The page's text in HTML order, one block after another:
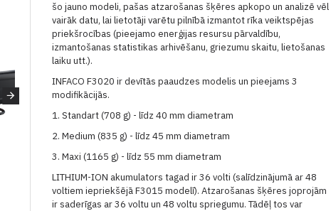
šo jauno modeli, pašas atzarošanas šķēres apkopo un analizē vēl
vairāk datu, lai lietotāji varētu pilnībā izmantot rīka veiktspējas
priekšrocības (pieejamo enerģijas resursu pārvaldību,
izmantošanas statistikas arhivēšanu, griezumu skaitu, lietošanas
laiku utt.).
INFACO F3020 ir devītās paaudzes modelis un pieejams 3
modifikācijās.
1. Standart (708 g) - līdz 40 mm diametram
2. Medium (835 g) - līdz 45 mm diametram
3. Maxi (1165 g) - līdz 55 mm diametram
LITHIUM-ION akumulators tagad ir 36 volti (salīdzinājumā ar 48
voltiem iepriekšējā F3015 modelī). Atzarošanas šķēres joprojām
ir saderīgas ar 36 voltu un 48 voltu spriegumu. Tādēļ tos var